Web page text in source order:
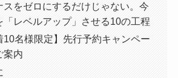
スをゼロにするだけじゃない。今
「レベルアップ」させる10の工程
10名様限定】先行予約キャンペー
案内